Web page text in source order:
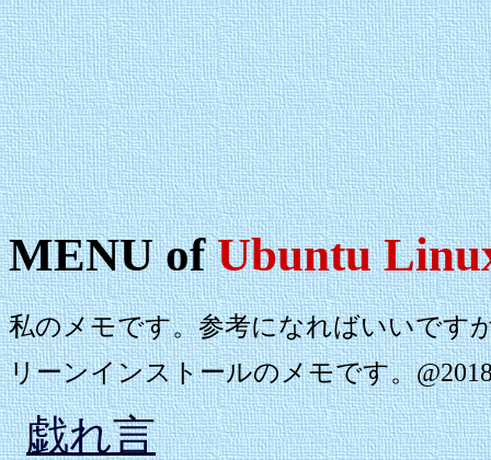
MENU ofUbuntu
私のメモです。参考になればいいです
リーンインストールのメモです。
戯れ言